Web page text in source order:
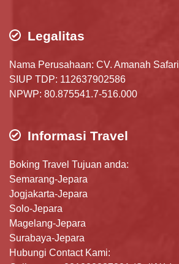
Legalitas
Nama Perusahaan: CV. Amanah Safari
SIUP TDP: 112637902586
NPWP: 80.875541.7-516.000
Informasi Travel
Boking Travel Tujuan anda:
Semarang-Jepara
Jogjakarta-Jepara
Solo-Jepara
Magelang-Jepara
Surabaya-Jepara
Hubungi Contact Kami: